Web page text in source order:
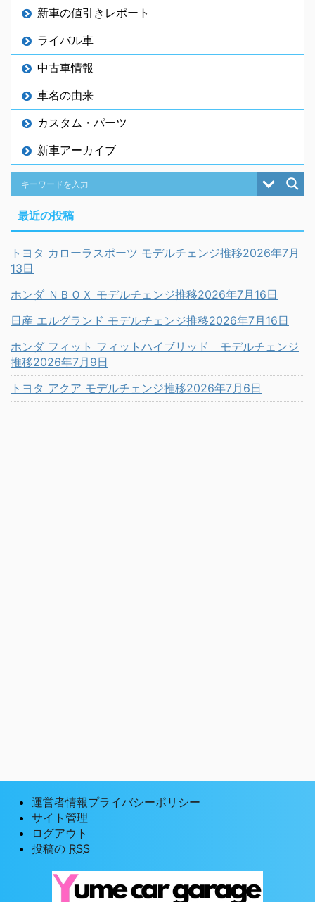
新車の値引きレポート
ライバル車
中古車情報
車名の由来
カスタム・パーツ
新車アーカイブ
最近の投稿
トヨタ カローラスポーツ モデルチェンジ推移2026年7月
13日
ホンダ ＮＢＯＸ モデルチェンジ推移2026年7月16日
日産 エルグランド モデルチェンジ推移2026年7月16日
ホンダ フィット フィットハイブリッド モデルチェンジ
推移2026年7月9日
トヨタ アクア モデルチェンジ推移2026年7月6日
運営者情報プライバシーポリシー
サイト管理
ログアウト
投稿の RSS